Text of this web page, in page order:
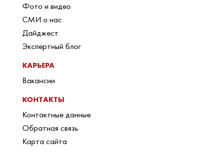
Фото и видео
СМИ о нас
Дайджест
Экспертный блог
КАРЬЕРА
Вакансии
КОНТАКТЫ
Контактные данные
Обратная связь
Карта сайта